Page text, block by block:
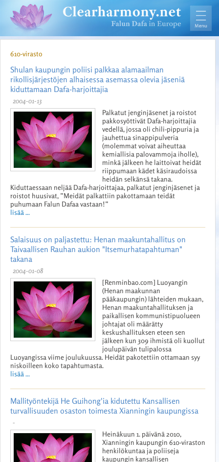
610-virasto
Shulan kaupungin poliisi palkkaa alamaailman
rikollisjärjestöjen alhaisessa asemassa olevia jäseniä
kiduttamaan Dafa-harjoittajia
2004-01-13
Palkatut jenginjäsenet ja roistot
pakkosyöttivät Dafa-harjoittajia
vedellä, jossa oli chili-pippuria ja
jauhettua sinappipulveria
(molemmat voivat aiheuttaa
kemiallisia palovammoja iholle),
minkä jälkeen he laittoivat heidät
riippumaan kädet käsiraudoissa
heidän selkänsä takana.
Kiduttaessaan neljää Dafa-harjoittajaa, palkatut jenginjäsenet ja
roistot huusivat, ”Meidät palkattiin pakottamaan teidät
puhumaan Falun Dafaa vastaan!”
lisää ...
Salaisuus on paljastettu: Henan maakuntahallitus on
Taivaallisen Rauhan aukion "Itsemurhatapahtuman"
takana
2004-01-08
[Renminbao.com] Luoyangin
(Henan maakunnan
pääkaupungin) lähteiden mukaan,
Henan maakuntahallituksen ja
paikallisen kommunistipuolueen
johtajat oli määrätty
keskushallituksen eteen sen
jälkeen kun 309 ihmistä oli kuollut
joulupäivän tulipalossa
Luoyangissa viime joulukuussa. Heidät pakotettiin ottamaan syy
niskoilleen koko tapahtumasta.
lisää ...
Mallityöntekijä He Guihong'ia kidutettu Kansallisen
turvallisuuden osaston toimesta Xianningin kaupungissa
-
Heinäkuun 1. päivänä 2010,
Xianningin kaupungin 610-viraston
henkilökuntaa ja poliiseja
kaupungin kansallisen